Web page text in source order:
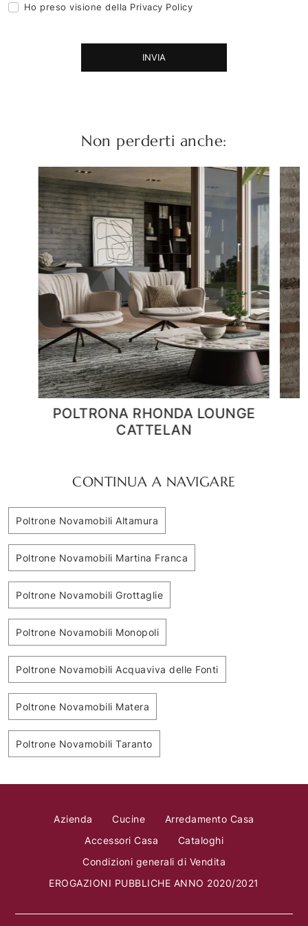
Ho preso visione della Privacy Policy
INVIA
Non perderti anche:
Daya
CONTINUA A NAVIGARE
Poltrone Novamobili Altamura
Poltrone Novamobili Martina Franca
Poltrone Novamobili Grottaglie
Poltrone Novamobili Monopoli
Poltrone Novamobili Acquaviva delle Fonti
Poltrone Novamobili Matera
Poltrone Novamobili Taranto
Azienda Cucine
Arredamento Casa
Accessori Casa
Cataloghi
Condizioni generali di Vendita
EROGAZIONI PUBBLICHE ANNO 2020/2021